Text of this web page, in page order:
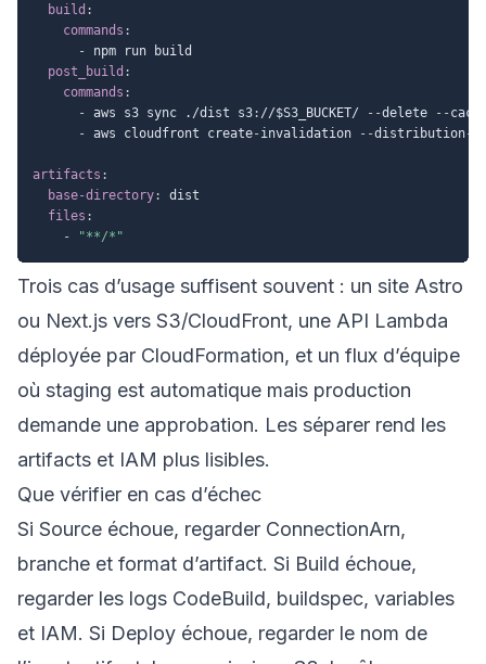
build :
commands :
- npm run build
post_build :
commands :
- aws s3 sync ./dist s3: //$S3_BUCKET/ - -delete - -
- aws cloudfront create-invalidation - -distribution-
artifacts :
base-directory:
dist
files :
-
"**/*"
Trois cas d’usage suffisent souvent : un site Astro
ou Next.js vers S3/CloudFront, une API Lambda
déployée par CloudFormation, et un flux d’équipe
où staging est automatique mais production
demande une approbation. Les séparer rend les
artifacts et IAM plus lisibles.
Que vérifier en cas d’échec
Si Source échoue, regarder ConnectionArn,
branche et format d’artifact. Si Build échoue,
regarder les logs CodeBuild, buildspec, variables
et IAM. Si Deploy échoue, regarder le nom de